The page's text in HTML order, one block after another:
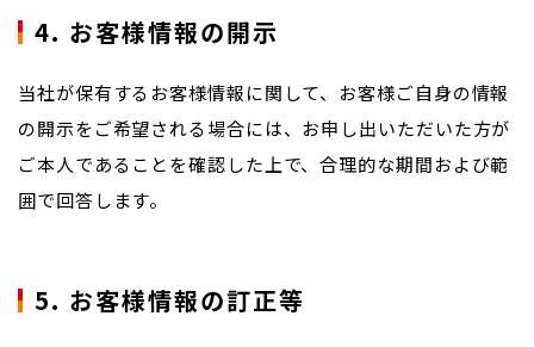
4. お客様情報の開示
当社が保有するお客様情報に関して、お客様ご自身の情報
の開示をご希望される場合には、お申し出いただいた方が
ご本人であることを確認した上で、合理的な期間および範
囲で回答します。
5. お客様情報の訂正等